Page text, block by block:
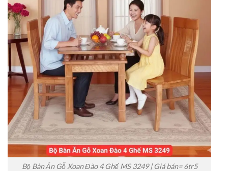
Bộ Bàn Ăn Gỗ Xoan Đào 4 Ghế MS 3249 | Giá bán= 6tr5